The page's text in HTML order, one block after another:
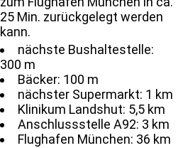
25 Min. zurückgelegt werden
kann.
nächste Bushaltestelle:
300 m
Bäcker: 100 m
nächster Supermarkt: 1 km
Klinikum Landshut: 5,5 km
Anschlussstelle A92: 3 km
Flughafen München: 36 km